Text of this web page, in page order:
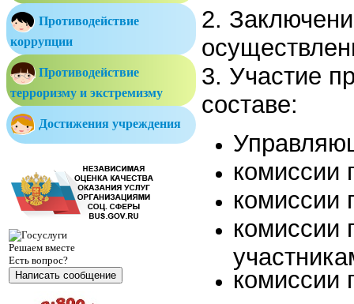
Противодействие
коррупции
Противодействие
терроризму и экстремизму
Достижения учреждения
Решаем вместе
Есть вопрос?
Написать сообщение
2.
3. Участие
составе:
комиссии
комиссии
комиссии
комиссии